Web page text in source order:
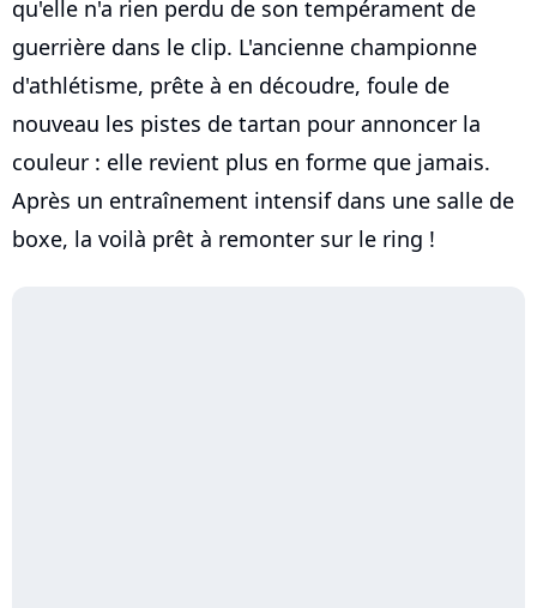
qu'elle n'a rien perdu de son tempérament de
guerrière dans le clip. L'ancienne championne
d'athlétisme, prête à en découdre, foule de
nouveau les pistes de tartan pour annoncer la
couleur : elle revient plus en forme que jamais.
Après un entraînement intensif dans une salle de
boxe, la voilà prêt à remonter sur le ring !